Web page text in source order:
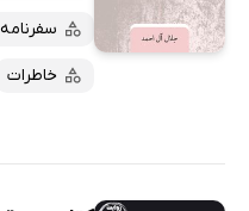
سفرنامه
خاطرات